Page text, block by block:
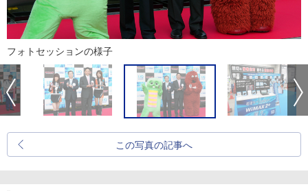
フォトセッションの様子
この写真の記事へ